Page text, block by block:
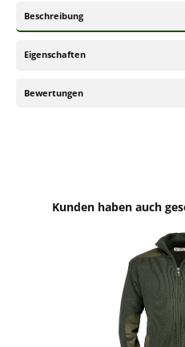
Beschreibung
Eigenschaften
Bewertungen
Produktgalerie überspringen
Kunden haben auch